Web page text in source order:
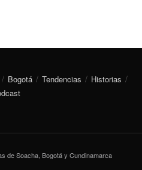
Bogotá Tendencias
Historias
de Soacha, Bogotá y Cundinamarca